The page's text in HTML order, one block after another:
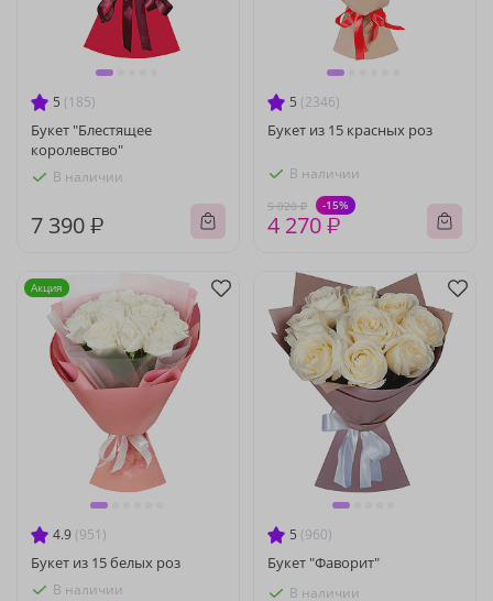
5 (185)
Букет "Блестящее
королевство"
В наличии
7 390 ₽
5 (2346)
Букет из 15 красных роз
В наличии
5 020 ₽ -15%
4 270 ₽
4.9 (951)
Букет из 15 белых роз
В наличии
Акция
5 (960)
Букет "Фаворит"
В наличии